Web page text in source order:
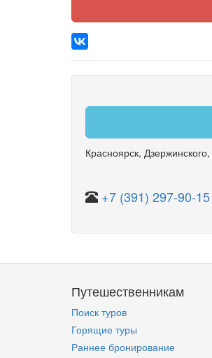
Красноярск, Дзержинского,
+7 (391) 297-90-15
Путешественникам
Поиск туров
Горящие туры
Раннее бронирование